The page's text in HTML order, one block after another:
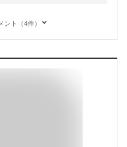
ント（4件）